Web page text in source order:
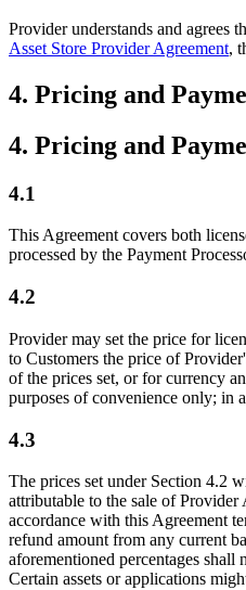
Provider understands and agrees
Asset Store Provider Agreement,
4. Pricing and
4. Pricing and
4.1
This Agreement covers both
processed by the Payment
4.2
Provider may set the price for
to Customers the price of
of the prices set, or for currency
purposes of convenience only; in
4.3
The prices set under Section 4.2
attributable to the sale of
accordance with this Agreement
refund amount from any current
aforementioned percentages
Certain assets or applications